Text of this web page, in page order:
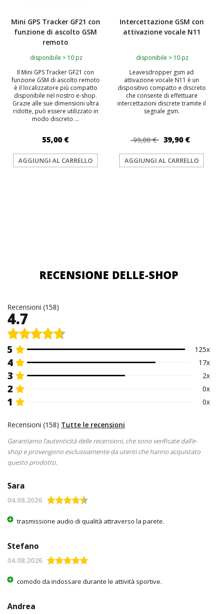
Mini GPS Tracker GF21 con
funzione di ascolto GSM
remoto
disponibile > 10 pz
Il Mini GPS Tracker GF21 con
funzione GSM di ascolto remoto
è il localizzatore più compatto
disponibile nel nostro e-shop.
Grazie alle sue dimensioni ultra
ridotte, può essere utilizzato in
modo discreto ...
55,00 €
AGGIUNGI AL CARRELLO
Intercettazione GSM con
attivazione vocale N11
disponibile > 10 pz
Leavesdropper gsm ad
attivazione vocale N11 è un
dispositivo compatto e discreto
che consente di effettuare
intercettazioni discrete tramite il
segnale gsm.
99,00 € 39,90 €
AGGIUNGI AL CARRELLO
RECENSIONE DELLE-SHOP
Recensioni (158)
4.7
5 125x
4 17x
3 2x
2 0x
1 0x
Recensioni (158) Tutte le recensioni
Garantiamo l’autenticità delle recensioni, che sono verificate dall’e-
shop e provengono esclusivamente da utenti che hanno acquistato
questo prodotto.
Sara
04.08.2026
trasmissione audio di qualità attraverso la parete.
Stefano
04.08.2026
comodo da indossare durante le attività sportive.
Andrea